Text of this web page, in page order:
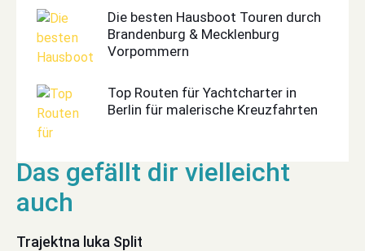
Die besten Hausboot Touren durch
Brandenburg & Mecklenburg
Vorpommern
Top Routen für Yachtcharter in
Berlin für malerische Kreuzfahrten
Trajektna luka Split